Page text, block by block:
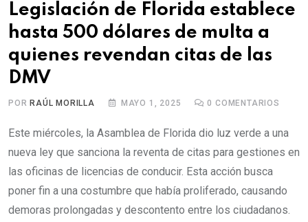
Legislación de Florida establece
hasta 500 dólares de multa a
quienes revendan citas de las
DMV
POR RAÚL MORILLA MAYO 1, 2025 0 COMENTARIOS
Este miércoles, la Asamblea de Florida dio luz verde a una
nueva ley que sanciona la reventa de citas para gestiones en
las oficinas de licencias de conducir. Esta acción busca
poner fin a una costumbre que había proliferado, causando
demoras prolongadas y descontento entre los ciudadanos.